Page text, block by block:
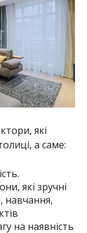
які
а саме:
які зручні
навчання,
на наявність